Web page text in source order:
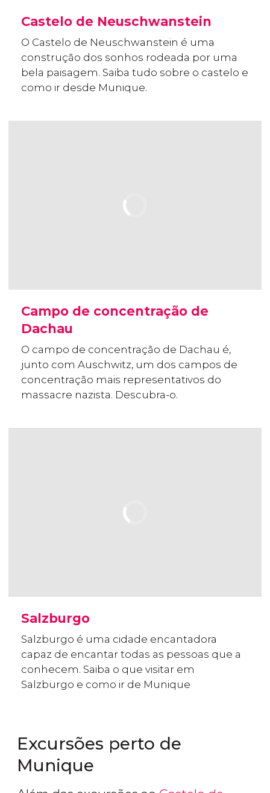
Castelo de Neuschwanstein
O Castelo de Neuschwanstein é uma
construção dos sonhos rodeada por uma
bela paisagem. Saiba tudo sobre o castelo e
como ir desde Munique.
Campo de concentração de
Dachau
O campo de concentração de Dachau é,
junto com Auschwitz, um dos campos de
concentração mais representativos do
massacre nazista. Descubra-o.
Salzburgo
Salzburgo é uma cidade encantadora
capaz de encantar todas as pessoas que a
conhecem. Saiba o que visitar em
Salzburgo e como ir de Munique
Excursões perto de
Munique